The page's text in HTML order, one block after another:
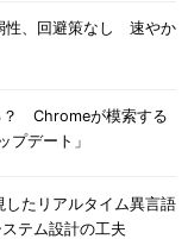
性、回避策なし 速やか
？ Chromeが模索する
プデート」
したリアルタイム異言語
テム設計の工夫